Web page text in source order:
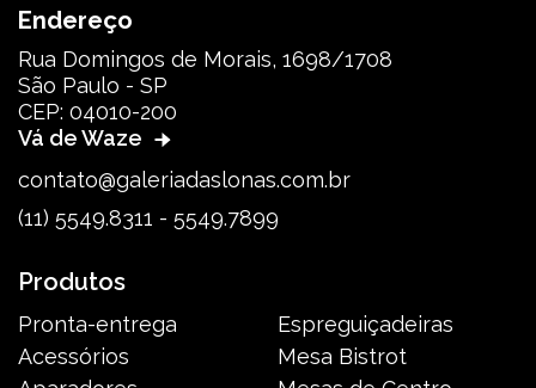
Endereço
Rua Domingos de Morais, 1698/1708
São Paulo - SP
CEP: 04010-200
Vá de Waze
contato@galeriadaslonas.com.br
(11) 5549.8311 - 5549.7899
Produtos
Pronta-entrega
Acessórios
Espreguiçadeiras
Mesa Bistrot